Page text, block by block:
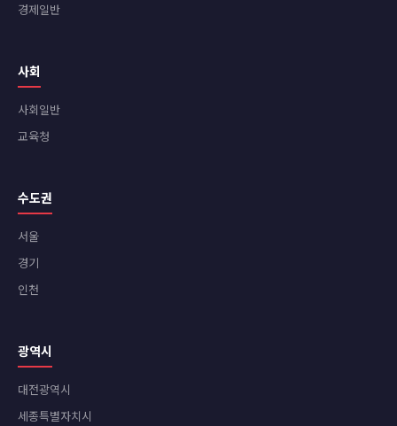
경제일반
사회
사회일반
교육청
수도권
서울
경기
인천
광역시
대전광역시
세종특별자치시